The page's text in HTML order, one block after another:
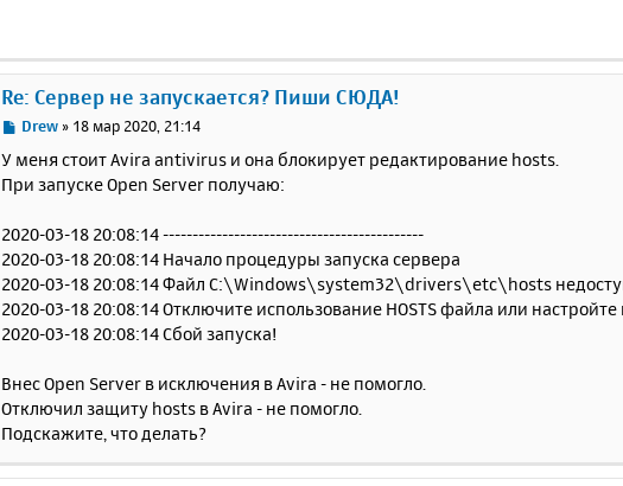
Re: Сервер не запускается? Пиши СЮДА!
С
о
б
е
н
е
Drew » 18 мар 2020, 21:14
У меня стоит Avira antivirus и она блокирует редактирование hosts.
При запуске Open Server получаю:
2020-03-18 20:08:14 --------------------------------------------
2020-03-18 20:08:14 Начало процедуры запуска сервера
2020-03-18 20:08:14 Файл C:\Windows\system32\drivers\etc\hosts
2020-03-18 20:08:14 Отключите использование HOSTS файла или настройте
2020-03-18 20:08:14 Сбой запуска!
Внес Open Server в исключения в Avira - не помогло.
Отключил защиту hosts в Avira - не помогло.
Подскажите, что делать?